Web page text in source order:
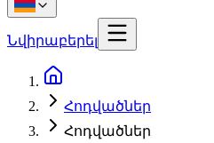
Նվիրաբերել
Հոդվածներ
Հոդվածներ